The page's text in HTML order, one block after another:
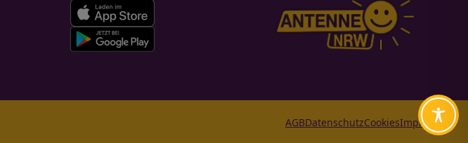
AGBDatenschutzCookiesImpressum